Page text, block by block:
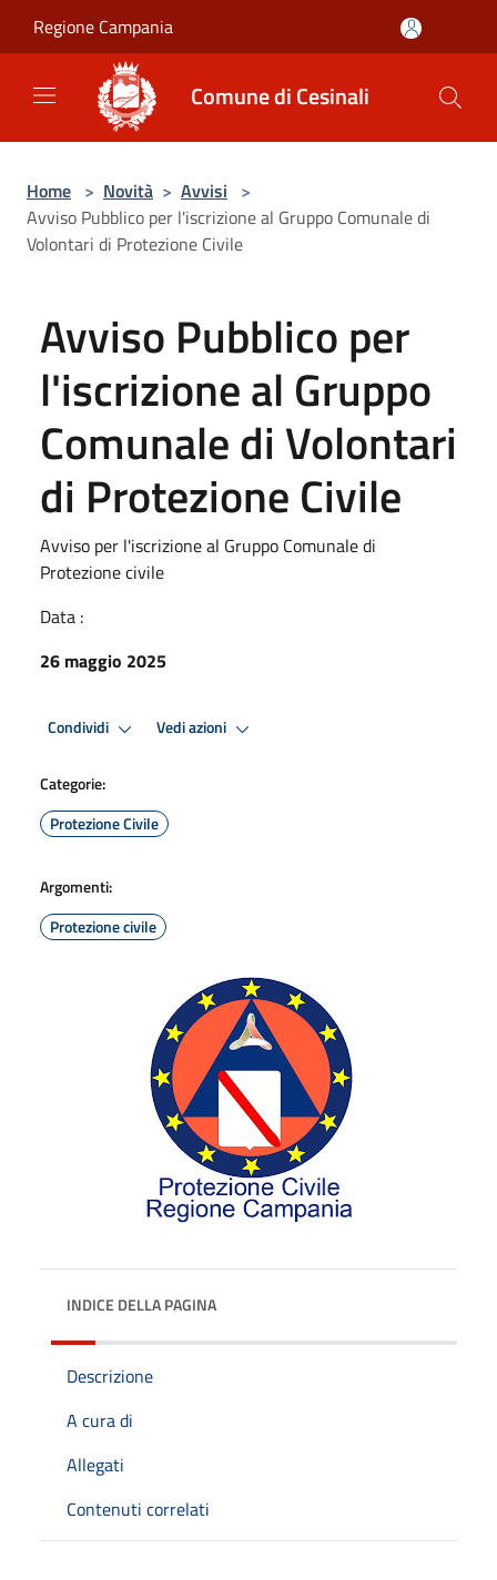
Regione Campania
Comune di Cesinali
Home > Novità > Avvisi >
Avviso Pubblico per l'iscrizione al Gruppo Comunale di
Volontari di Protezione Civile
Avviso Pubblico per
l'iscrizione al Gruppo
Comunale di Volontari
di Protezione Civile
Avviso per l'iscrizione al Gruppo Comunale di
Protezione civile
Data :
26 maggio 2025
Condividi Vedi azioni
Categorie:
Protezione Civile
Argomenti:
Protezione civile
INDICE DELLA PAGINA
Descrizione
A cura di
Allegati
Contenuti correlati